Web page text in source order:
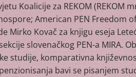
Koalicije za REKOM
American PEN Freedom
Mirko Kovač za knjigu eseja
slovenačkog PEN-a MIRA.
studije, komparativna
bavi se pisanjem